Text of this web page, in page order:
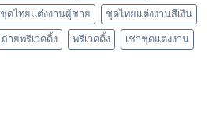
ชุดไทยแต่งงานผู้ชาย ชุดไทยแต่งงานสีเงิน
ถ่ายพรีเวดดิ้ง พรีเวดดิ้ง เช่าชุดแต่งงาน